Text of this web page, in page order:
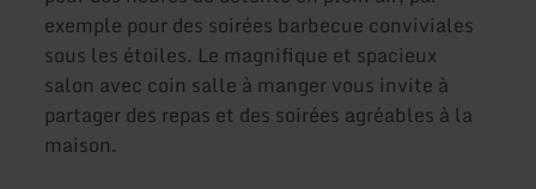
exemple pour des soirées barbecue conviviales
sous les étoiles. Le magnifique et spacieux
salon avec coin salle à manger vous invite à
partager des repas et des soirées agréables à la
maison.